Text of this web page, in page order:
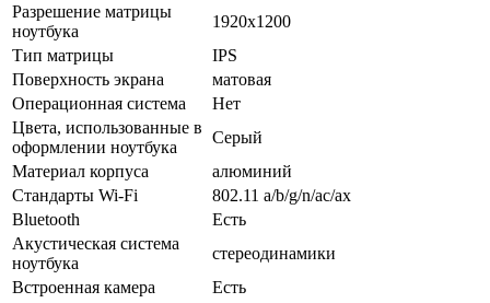
Разрешение матрицы
ноутбука
1920x1200
Тип матрицы
IPS
Поверхность экрана
матовая
Операционная система
Нет
Цвета, использованные в
оформлении ноутбука
Серый
Материал корпуса
алюминий
Стандарты Wi-Fi
802.11 a/­b/­g/­n/­ac/­ax
Bluetooth
Есть
Акустическая система
ноутбука
стереодинамики
Встроенная камера
Есть